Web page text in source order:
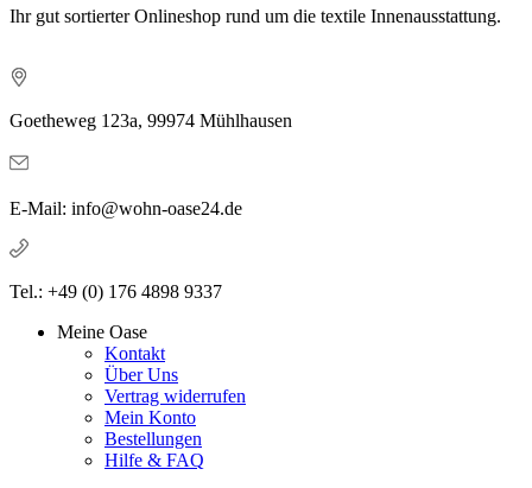
Ihr gut sortierter Onlineshop rund um die textile Innenausstattung.
Goetheweg 123a, 99974 Mühlhausen
E-Mail: info@wohn-oase24.de
Tel.: +49 (0) 176 4898 9337
Meine Oase
Kontakt
Über Uns
Vertrag widerrufen
Mein Konto
Bestellungen
Hilfe & FAQ